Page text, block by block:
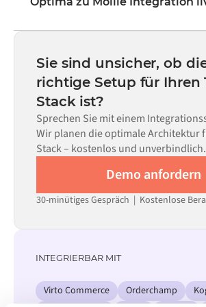
Mapping, Trigger-Logik und
allein nicht ausreicht.
statt Monaten einsatzbereit, abhängig von
Komplexität des Data Mappings, der
erforderlichen Datenflüsse und Ihrem
Prüfprozess. Vorgefertigte Konnektoren
Systeme sind im Alumio Marketplace
Einrichtungszeit erheblich verkürzt.
Sie sind unsicher, ob
richtige Setup für Ihren
Stack ist?
Sprechen Sie mit einem
Wir planen die optimale Architektur
Stack – kostenlos und unverbindlich.
Demo anfordern
30-minütiges Gespräch | Kostenlose
INTEGRIERBAR MIT
Virto Commerce Orderchamp